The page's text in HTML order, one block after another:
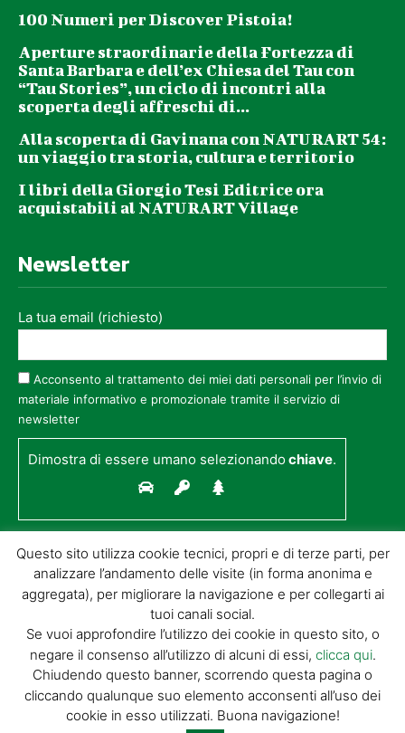
100 Numeri per Discover Pistoia!
Aperture straordinarie della Fortezza di
Santa Barbara e dell’ex Chiesa del Tau con
“Tau Stories”, un ciclo di incontri alla
scoperta degli affreschi di...
Alla scoperta di Gavinana con NATURART 54:
un viaggio tra storia, cultura e territorio
I libri della Giorgio Tesi Editrice ora
acquistabili al NATURART Village
Newsletter
La tua email (richiesto)
Acconsento al trattamento dei miei dati personali per l’invio di
materiale informativo e promozionale tramite il servizio di
newsletter
Dimostra di essere umano selezionandochiave.
© GIORGIO TESI EDITRICE S.R.L. | P.IVA
01732650476 | VIA DI BADIA 14 – 51100 LOC.
BOTTEGONE (PISTOIA) |POWERED BY
ALLYMIND
Cookie Policy Condizioni
Questo sito utilizza cookie tecnici, propri e di terze parti, per
analizzare l’andamento delle visite (in forma anonima e
aggregata), per migliorare la navigazione e per collegarti ai
tuoi canali social.
Se vuoi approfondire l’utilizzo dei cookie in questo sito, o
negare il consenso all’utilizzo di alcuni di essi, clicca qui.
Chiudendo questo banner, scorrendo questa pagina o
cliccando qualunque suo elemento acconsenti all’uso dei
cookie in esso utilizzati. Buona navigazione!